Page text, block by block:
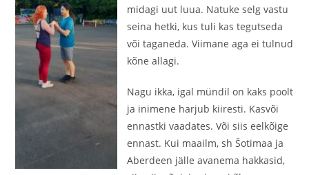
midagi uut luua. Natuke selg vastu
seina hetki, kus tuli kas tegutseda
või taganeda. Viimane aga ei tulnud
kõne allagi.
Nagu ikka, igal mündil on kaks poolt
ja inimene harjub kiiresti. Kasvõi
ennastki vaadates. Või siis eelkõige
ennast. Kui maailm, sh Šotimaa ja
Aberdeen jälle avanema hakkasid,